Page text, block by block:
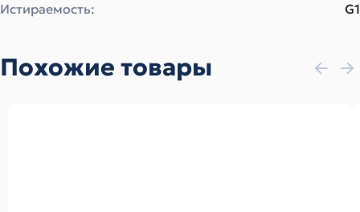
Истираемость:
G1
Похожие товары